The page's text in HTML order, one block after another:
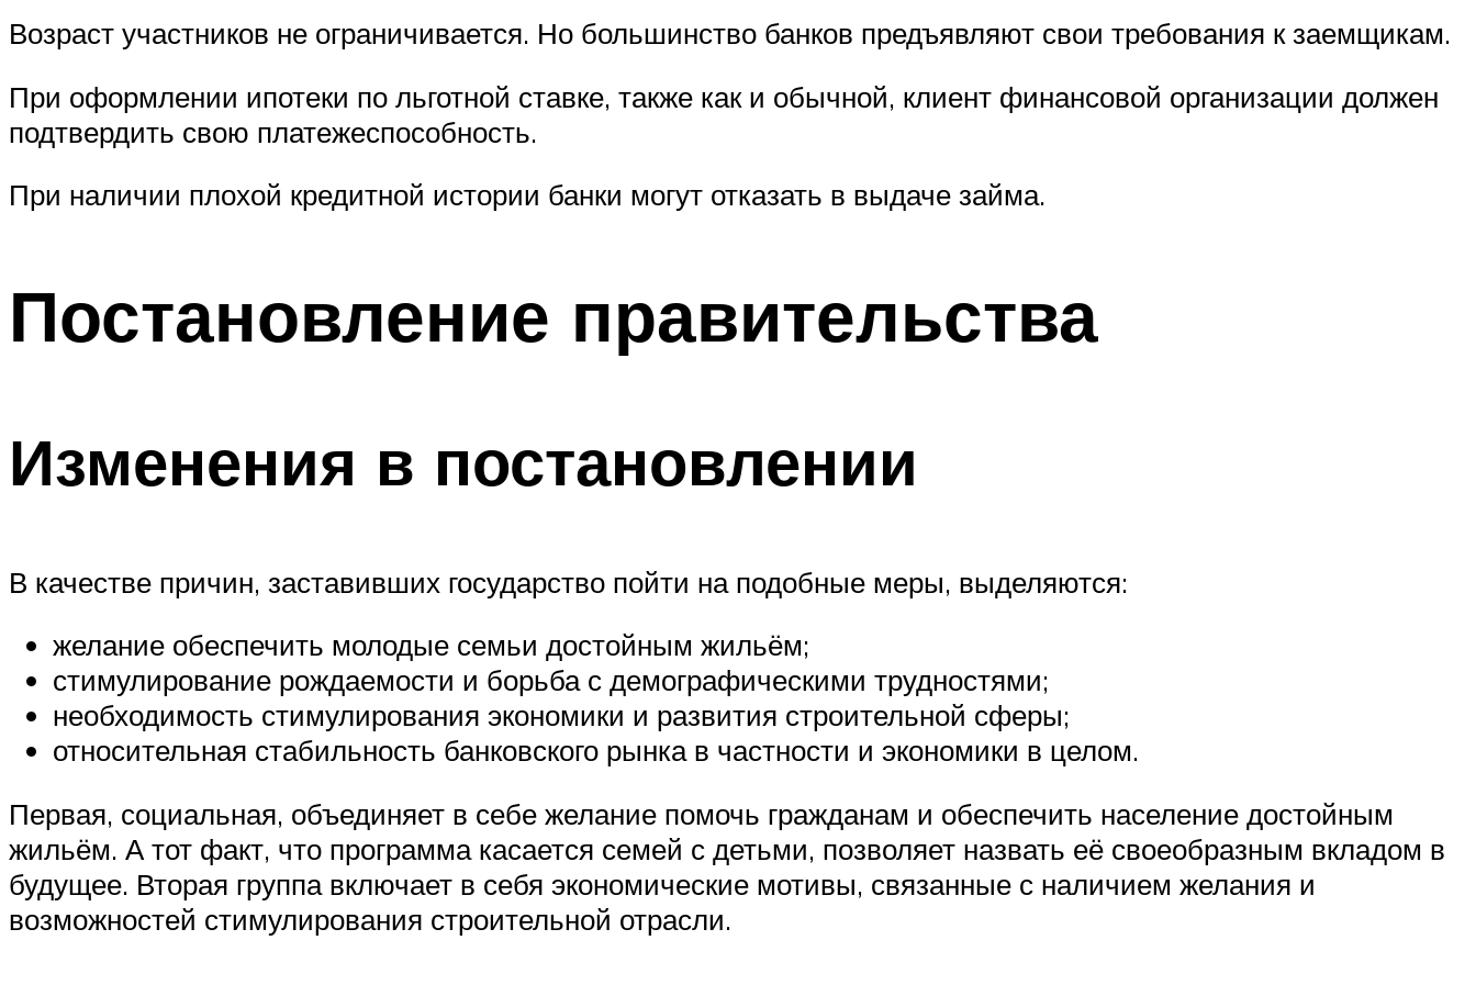
Возраст участников не ограничивается. Но большинство банков предъявляют свои требования к заемщикам.
При оформлении ипотеки по льготной ставке, также как и обычной, клиент финансовой организации должен
подтвердить свою платежеспособность.
При наличии плохой кредитной истории банки могут отказать в выдаче займа.
Постановление правительства
Изменения в постановлении
В качестве причин, заставивших государство пойти на подобные меры, выделяются:
желание обеспечить молодые семьи достойным жильём;
стимулирование рождаемости и борьба с демографическими трудностями;
необходимость стимулирования экономики и развития строительной сферы;
относительная стабильность банковского рынка в частности и экономики в целом.
Первая, социальная, объединяет в себе желание помочь гражданам и обеспечить население достойным
жильём. А тот факт, что программа касается семей с детьми, позволяет назвать её своеобразным вкладом в
будущее. Вторая группа включает в себя экономические мотивы, связанные с наличием желания и
возможностей стимулирования строительной отрасли.